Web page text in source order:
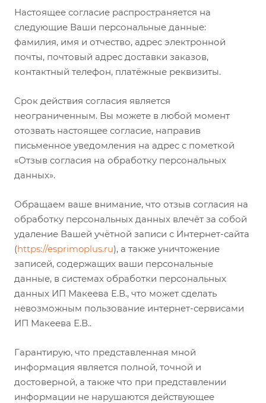
Настоящее согласие распространяется на
следующие Ваши персональные данные:
фамилия, имя и отчество, адрес электронной
почты, почтовый адрес доставки заказов,
контактный телефон, платёжные реквизиты.
Срок действия согласия является
неограниченным. Вы можете в любой момент
отозвать настоящее согласие, направив
письменное уведомления на адрес с пометкой
«Отзыв согласия на обработку персональных
данных».
Обращаем ваше внимание, что отзыв согласия на
обработку персональных данных влечёт за собой
удаление Вашей учётной записи с Интернет-сайта
(https://esprimoplus.ru), а также уничтожение
записей, содержащих ваши персональные
данные, в системах обработки персональных
данных ИП Макеева Е.В., что может сделать
невозможным пользование интернет-сервисами
ИП Макеева Е.В..
Гарантирую, что представленная мной
информация является полной, точной и
достоверной, а также что при представлении
информации не нарушаются действующее